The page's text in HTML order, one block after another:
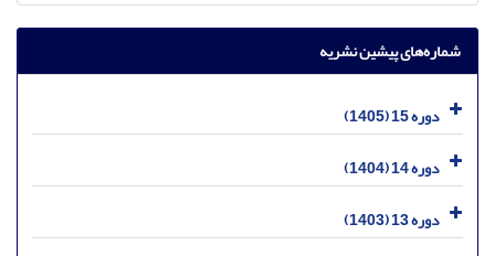
شماره‌های پیشین نشریه
دوره 15 (1405)
دوره 14 (1404)
دوره 13 (1403)